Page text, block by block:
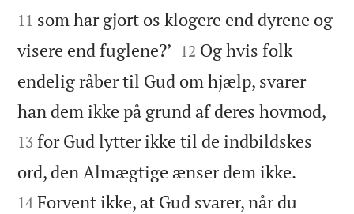
11 som har gjort os klogere end dyrene og
visere end fuglene?’ 

12 Og hvis folk
endelig råber til Gud om hjælp, svarer
han dem ikke på grund af deres hovmod,
13 for Gud lytter ikke til de indbildskes
ord, den Almægtige ænser dem ikke.
14 Forvent ikke, at Gud svarer, når du